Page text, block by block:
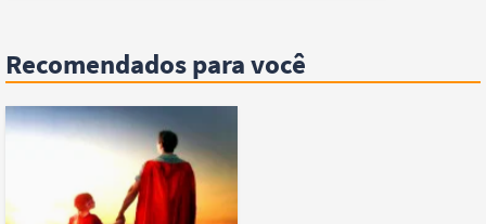
Recomendados para você